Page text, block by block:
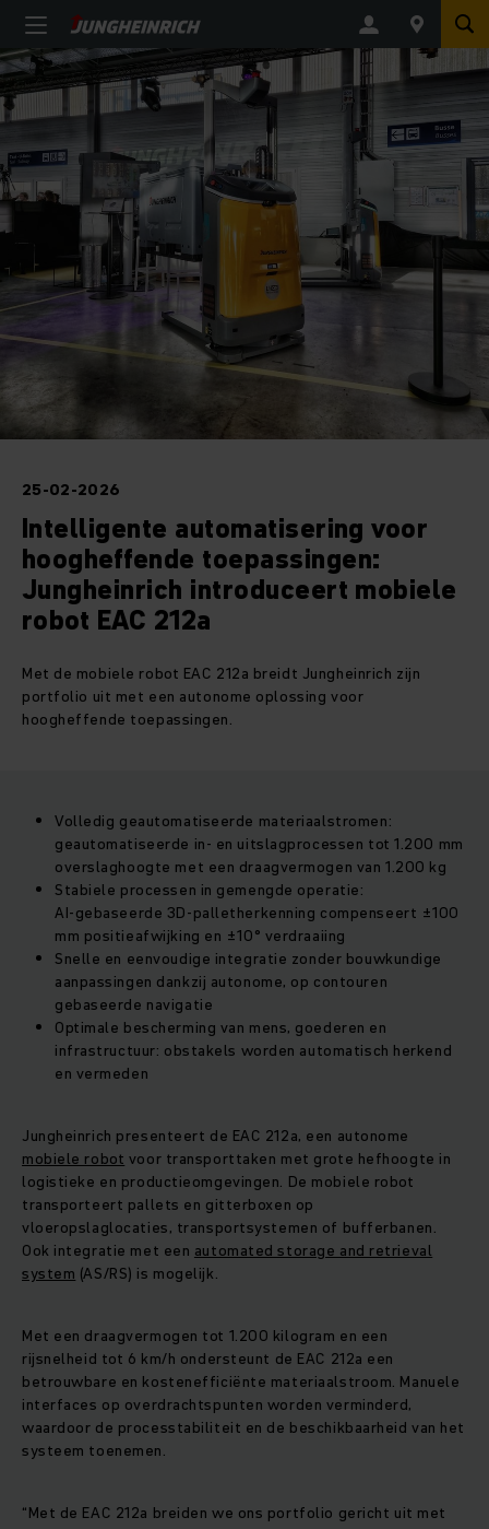
25-02-2026
Intelligente automatisering voor
hoogheffende toepassingen:
Jungheinrich introduceert mobiele
robot EAC 212a
Met de mobiele robot EAC 212a breidt Jungheinrich zijn
portfolio uit met een autonome oplossing voor
hoogheffende toepassingen.
Volledig geautomatiseerde materiaalstromen:
geautomatiseerde in‑ en uitslagprocessen tot 1.200 mm
overslaghoogte met een draagvermogen van 1.200 kg
Stabiele processen in gemengde operatie:
AI‑gebaseerde 3D‑palletherkenning compenseert ±100
mm positieafwijking en ±10° verdraaiing
Snelle en eenvoudige integratie zonder bouwkundige
aanpassingen dankzij autonome, op contouren
gebaseerde navigatie
Optimale bescherming van mens, goederen en
infrastructuur: obstakels worden automatisch herkend
en vermeden
Jungheinrich presenteert de EAC 212a, een autonome
mobiele robot voor transporttaken met grote hefhoogte in
logistieke en productieomgevingen. De mobiele robot
transporteert pallets en gitterboxen op
vloeropslaglocaties, transportsystemen of bufferbanen.
Ook integratie met een automated storage and retrieval
system (AS/RS) is mogelijk.
Met een draagvermogen tot 1.200 kilogram en een
rijsnelheid tot 6 km/h ondersteunt de EAC 212a een
betrouwbare en kostenefficiënte materiaalstroom. Manuele
interfaces op overdrachtspunten worden verminderd,
waardoor de processtabiliteit en de beschikbaarheid van het
systeem toenemen.
“Met de EAC 212a breiden we ons portfolio gericht uit met